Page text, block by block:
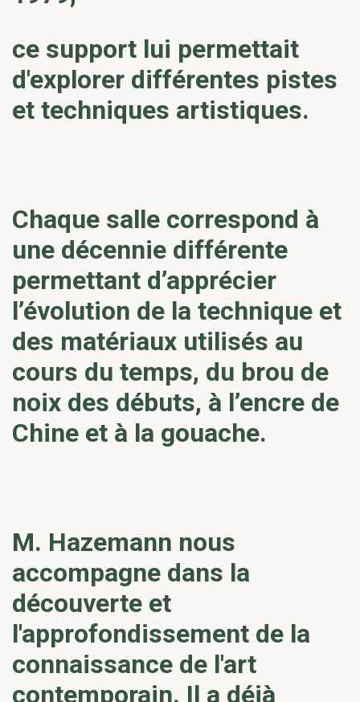
ce support lui permettait
d'explorer différentes pistes
et techniques artistiques.
Chaque salle correspond à
une décennie différente
permettant d’apprécier
l’évolution de la technique et
des matériaux utilisés au
cours du temps, du brou de
noix des débuts, à l’encre de
Chine et à la gouache.
M. Hazemann nous
accompagne dans la
découverte et
l'approfondissement de la
connaissance de l'art
contemporain. Il a déjà